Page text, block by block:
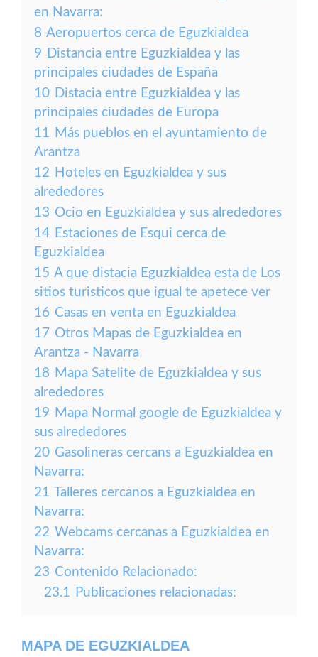
en Navarra:
8 Aeropuertos cerca de Eguzkialdea
9 Distancia entre Eguzkialdea y las
principales ciudades de España
10 Distacia entre Eguzkialdea y las
principales ciudades de Europa
11 Más pueblos en el ayuntamiento de
Arantza
12 Hoteles en Eguzkialdea y sus
alrededores
13 Ocio en Eguzkialdea y sus alrededores
14 Estaciones de Esqui cerca de
Eguzkialdea
15 A que distacia Eguzkialdea esta de Los
sitios turisticos que igual te apetece ver
16 Casas en venta en Eguzkialdea
17 Otros Mapas de Eguzkialdea en
Arantza - Navarra
18 Mapa Satelite de Eguzkialdea y sus
alrededores
19 Mapa Normal google de Eguzkialdea y
sus alrededores
20 Gasolineras cercans a Eguzkialdea en
Navarra:
21 Talleres cercanos a Eguzkialdea en
Navarra:
22 Webcams cercanas a Eguzkialdea en
Navarra:
23 Contenido Relacionado:
23.1 Publicaciones relacionadas:
MAPA DE EGUZKIALDEA